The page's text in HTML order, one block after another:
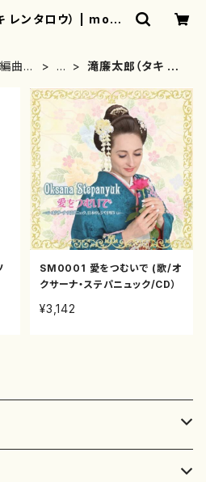
レンタロウ） | moth
曲、
た
滝廉太郎（タキ レ
SM0001 愛をつむいで (歌/オ
クサーナ・ステパニュック/CD）
¥3,142